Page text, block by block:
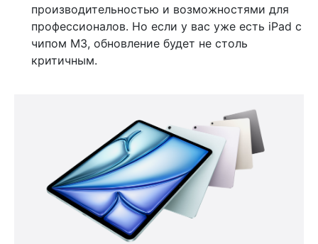
производительностью и возможностями для
профессионалов. Но если у вас уже есть iPad с
чипом M3, обновление будет не столь
критичным.